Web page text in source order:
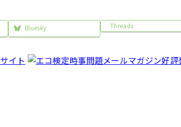
Bluesky Threads